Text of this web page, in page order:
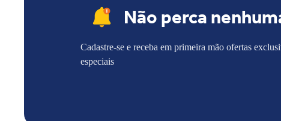
Não perca
Cadastre-se e receba em primeira mão ofertas
especiais